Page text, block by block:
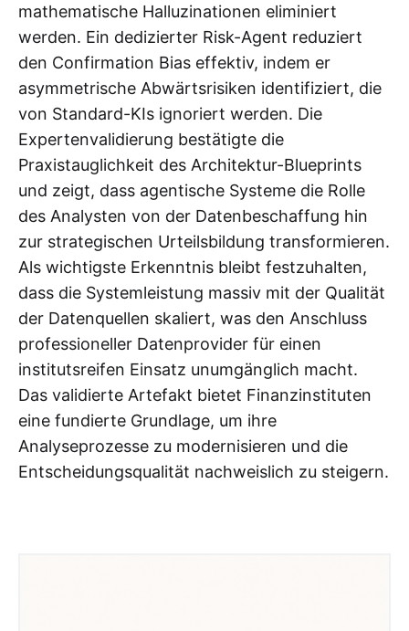
mathematische Halluzinationen eliminiert
werden. Ein dedizierter Risk-Agent reduziert
den Confirmation Bias effektiv, indem er
asymmetrische Abwärtsrisiken identifiziert, die
von Standard-KIs ignoriert werden. Die
Expertenvalidierung bestätigte die
Praxistauglichkeit des Architektur-Blueprints
und zeigt, dass agentische Systeme die Rolle
des Analysten von der Datenbeschaffung hin
zur strategischen Urteilsbildung transformieren.
Als wichtigste Erkenntnis bleibt festzuhalten,
dass die Systemleistung massiv mit der Qualität
der Datenquellen skaliert, was den Anschluss
professioneller Datenprovider für einen
institutsreifen Einsatz unumgänglich macht.
Das validierte Artefakt bietet Finanzinstituten
eine fundierte Grundlage, um ihre
Analyseprozesse zu modernisieren und die
Entscheidungsqualität nachweislich zu steigern.